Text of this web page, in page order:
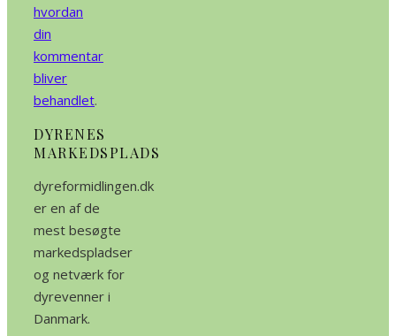
hvordan
din
kommentar
bliver
behandlet.
DYRENES
MARKEDSPLADS
dyreformidlingen.dk
er en af de
mest besøgte
markedspladser
og netværk for
dyrevenner i
Danmark.